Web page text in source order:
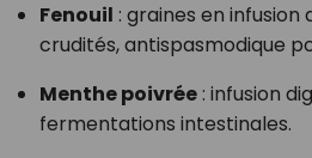
Fenouil : graines en infusion
crudités, antispasmodique
Menthe poivrée: infusion
fermentations intestinales.